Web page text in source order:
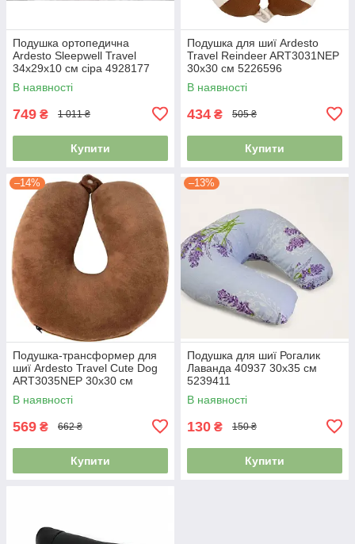
Подушка ортопедична
Ardesto Sleepwell Travel
34х29х10 см сіра 4928177
В наявності
749 ₴ 1 011 ₴
Купити
Подушка для шиї Ardesto
Travel Reindeer ART3031NEP
30х30 см 5226596
В наявності
434 ₴ 505 ₴
Купити
–14%
Подушка-трансформер для
шиї Ardesto Travel Сute Dog
ART3035NEP 30х30 см
коричнева 5211670
В наявності
569 ₴ 662 ₴
Купити
–13%
Подушка для шиї Рогалик
Лаванда 40937 30х35 см
5239411
В наявності
130 ₴ 150 ₴
Купити